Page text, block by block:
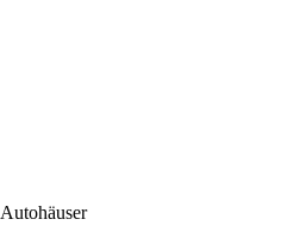
Autohäuser